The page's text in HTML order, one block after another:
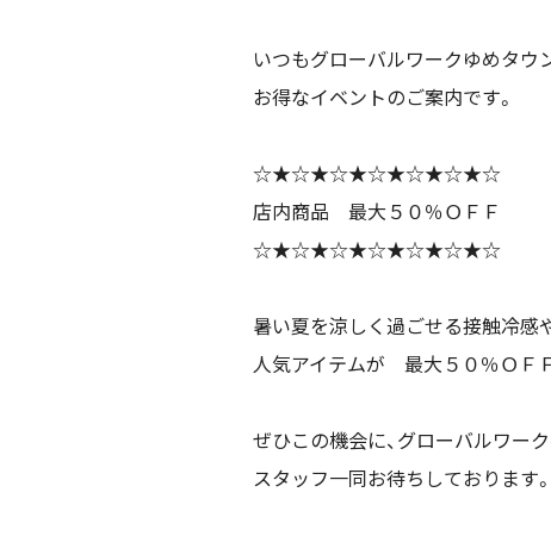
いつもグローバルワークゆめタウ
お得なイベントのご案内です。
☆★☆★☆★☆★☆★☆★☆
店内商品 最大５０％ＯＦＦ
☆★☆★☆★☆★☆★☆★☆
暑い夏を涼しく過ごせる接触冷感
人気アイテムが 最大５０％ＯＦＦ
ぜひこの機会に、グローバルワー
スタッフ一同お待ちしております。